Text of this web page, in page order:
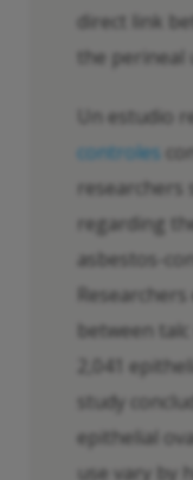
direct link
the perineal
Un estudio
controles
regarding
asbestos-
between
2,041
study
epithelial
use vary by